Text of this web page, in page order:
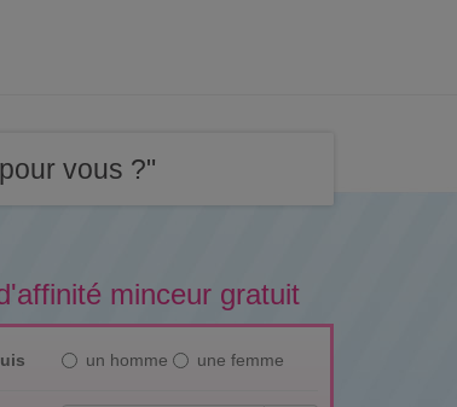
vous ?"
minceur gratuit
un homme une femme